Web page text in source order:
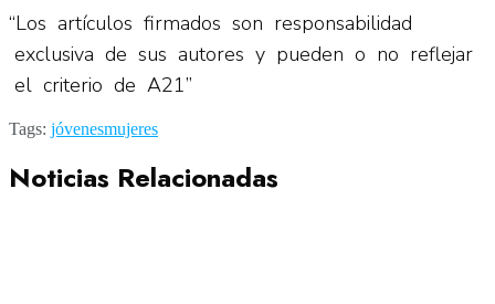
“Los artículos firmados son responsabilidad
exclusiva de sus autores y pueden o no reflejar
el criterio de A21”
Tags: jóvenesmujeres
Noticias Relacionadas